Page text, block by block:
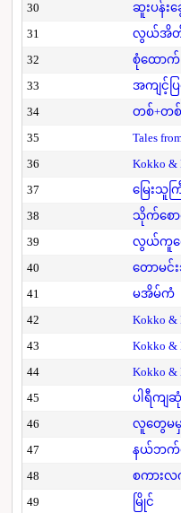
30
ဆူးပန်း
31
လွယ်အိတ်
32
စုံထောက်
33
အကျင့်ပ
34
တစ်+တစ်
35
Tales
36
Kokko &
37
မြေးသူက
38
သိုက်စော
39
လွယ်ကူလ
40
တောမင်
41
မအိမ်ကံ
42
Kokko &
43
Kokko &
44
Kokko &
45
ပါရီကျဆုံ
46
လူတွေမ
47
နယ်ဘက်က
48
စကား
49
မြိုင်